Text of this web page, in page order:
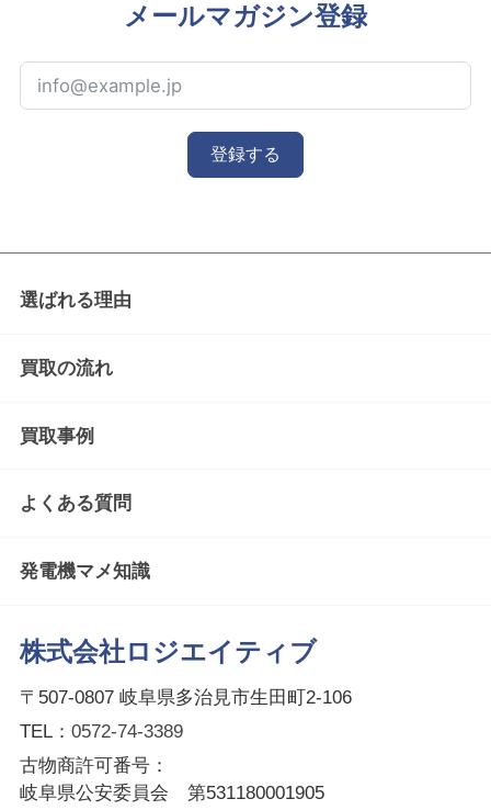
メールマガジン登録
登録する
株式会社ロジエイティブ
〒507-0807 岐阜県多治見市生田町2-106
TEL： 0572-74-3389
古物商許可番号：
岐阜県公安委員会 第531180001905
選ばれる理由
買取の流れ
買取事例
よくある質問
発電機マメ知識